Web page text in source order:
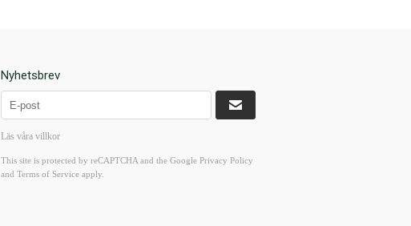
Nyhetsbrev
Läs våra villkor
This site is protected by reCAPTCHA and the Google Privacy Policy
and Terms of Serviceapply.